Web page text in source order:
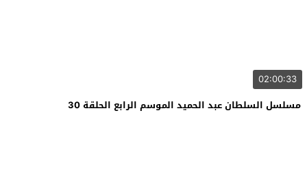
02:00:33
مسلسل السلطان عبد الحميد الموسم الرابع الحلقة 30